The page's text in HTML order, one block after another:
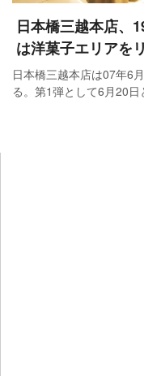
日本橋三越本店、
は洋菓子エリアを
日本橋三越本店は07年6
る。第1弾として6月20日